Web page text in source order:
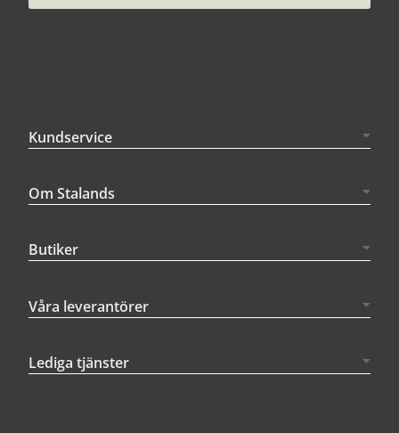
Kundservice
Om Stalands
Butiker
Våra leverantörer
Lediga tjänster